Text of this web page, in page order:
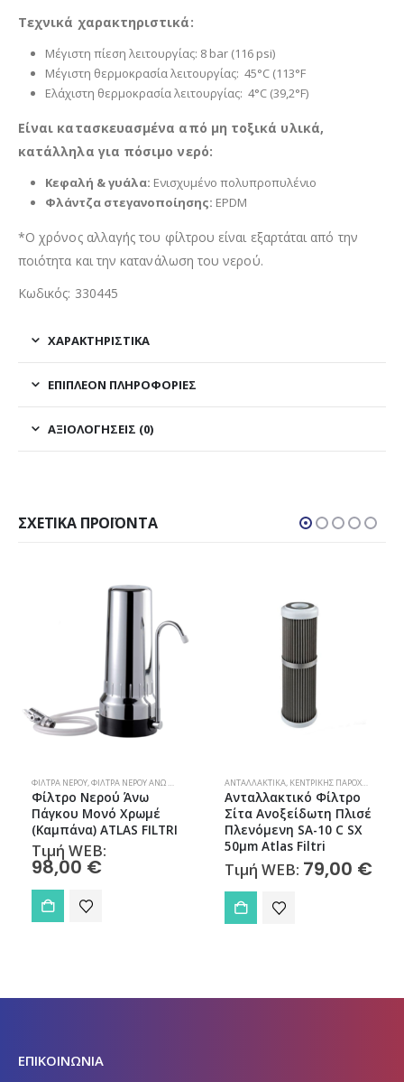
Τεχνικά χαρακτηριστικά:
Μέγιστη πίεση λειτουργίας: 8 bar (116 psi)
Μέγιστη θερμοκρασία λειτουργίας: 45°C (113°F
Ελάχιστη θερμοκρασία λειτουργίας: 4°C (39,2°F)
Είναι κατασκευασμένα από μη τοξικά υλικά,
κατάλληλα για πόσιμο νερό:
Κεφαλή & γυάλα: Ενισχυμένο πολυπροπυλένιο
Φλάντζα στεγανοποίησης: EPDM
*Ο χρόνος αλλαγής του φίλτρου είναι εξαρτάται από την
ποιότητα και την κατανάλωση του νερού.
Κωδικός: 330445
ΧΑΡΑΚΤΗΡΙΣΤΙΚΑ
ΕΠΙΠΛΈΟΝ ΠΛΗΡΟΦΟΡΊΕΣ
ΑΞΙΟΛΟΓΉΣΕΙΣ (0)
ΣΧΕΤΙΚΆ ΠΡΟΪΌΝΤΑ
ΦΊΛΤΡΑ ΝΕΡΟΎ ΦΊΛΤΡΑ ΝΕΡΟΎ ΆΝΩ ΠΆΓΚΟΥ
Φίλτρο Νερού Άνω
Πάγκου Μονό Χρωμέ
(Καμπάνα) ATLAS FILTRI
Τιμή WEB:
98,00 €
ΑΝΤΑΛΛΑΚΤΙΚΆ ΚΕΝΤΡΙΚΉΣ ΠΑΡΟΧΉΣ
Ανταλλακτικό Φίλτρο
Σίτα Ανοξείδωτη Πλισέ
Πλενόμενη SA-10 C SX
50μm Atlas Filtri
Τιμή WEB: 79,00 €
ΕΠΙΚΟΙΝΩΝΙΑ